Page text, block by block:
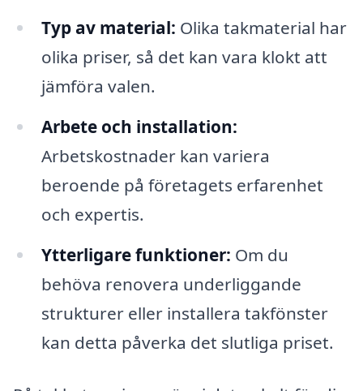
Typ av material: Olika takmaterial har
olika priser, så det kan vara klokt att
jämföra valen.
Arbete och installation:
Arbetskostnader kan variera
beroende på företagets erfarenhet
och expertis.
Ytterligare funktioner: Om du
behöva renovera underliggande
strukturer eller installera takfönster
kan detta påverka det slutliga priset.